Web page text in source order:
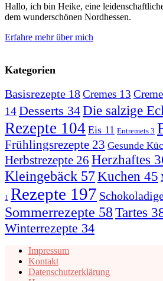
Hallo, ich bin Heike, eine
dem wunderschönen Nordhessen.
Erfahre mehr über mich
Kategorien
Basisrezepte 18Cremes 13
14Desserts 34Die salzige
Rezepte 104 Eis 11 Entremets 3
Frühlingsrezepte 23 Gesunde
Herbstrezepte 26 Herzhaftes
Kleingebäck 57Kuchen 45
1 Rezepte 197
Sommerrezepte 58 Tartes
Winterrezepte 34
Impressum
Kontakt
Datenschutzerklärung